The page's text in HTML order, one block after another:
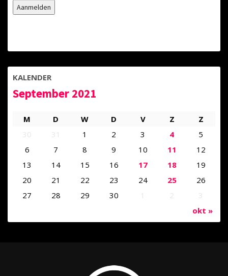
KALENDER
September 2021
okt »
M D W D V Z
Z
30
31 1 2 3 4
5
6
7 8 9 10 11
12
13
14 15 16 17 18
19
20
21 22 23 24 25
26
27
28 29 30 1 2 3